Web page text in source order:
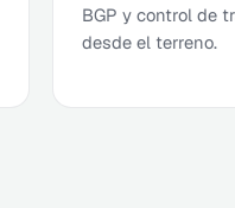
BGP y control de
desde el terreno.